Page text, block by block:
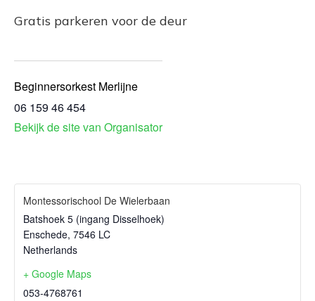
Gratis parkeren voor de deur
Beginnersorkest Merlijne
06 159 46 454
Bekijk de site van Organisator
Montessorischool De Wielerbaan
Batshoek 5 (ingang Disselhoek)
Enschede, 7546 LC
Netherlands
+ Google Maps
053-4768761